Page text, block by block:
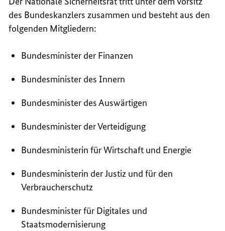
des Bundeskanzlers zusammen und besteht aus den
folgenden Mitgliedern:
Bundesminister der Finanzen
Bundesminister des Innern
Bundesminister des Auswärtigen
Bundesminister der Verteidigung
Bundesministerin für Wirtschaft und Energie
Bundesministerin der Justiz und für den
Verbraucherschutz
Bundesminister für Digitales und
Staatsmodernisierung